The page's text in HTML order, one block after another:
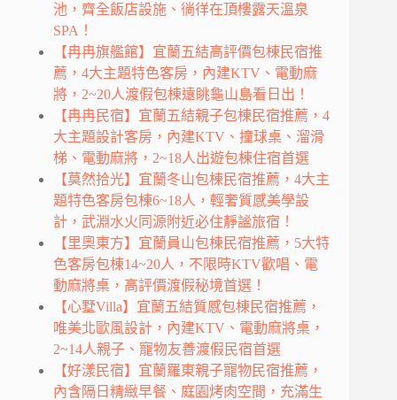
池，齊全飯店設施、徜徉在頂樓露天溫泉
SPA！
【冉冉旗艦館】宜蘭五結高評價包棟民宿推
薦，4大主題特色客房，內建KTV、電動麻
將，2~20人渡假包棟遠眺龜山島看日出！
【冉冉民宿】宜蘭五結親子包棟民宿推薦，4
大主題設計客房，內建KTV、撞球桌、溜滑
梯、電動麻將，2~18人出遊包棟住宿首選
【莫然拾光】宜蘭冬山包棟民宿推薦，4大主
題特色客房包棟6~18人，輕奢質感美學設
計，武淵水火同源附近必住靜謐旅宿！
【里奧東方】宜蘭員山包棟民宿推薦，5大特
色客房包棟14~20人，不限時KTV歡唱、電
動麻將桌，高評價渡假秘境首選！
【心墅Villa】宜蘭五結質感包棟民宿推薦，
唯美北歐風設計，內建KTV、電動麻將桌，
2~14人親子、寵物友善渡假民宿首選
【好漾民宿】宜蘭羅東親子寵物民宿推薦，
內含隔日精緻早餐、庭園烤肉空間，充滿生